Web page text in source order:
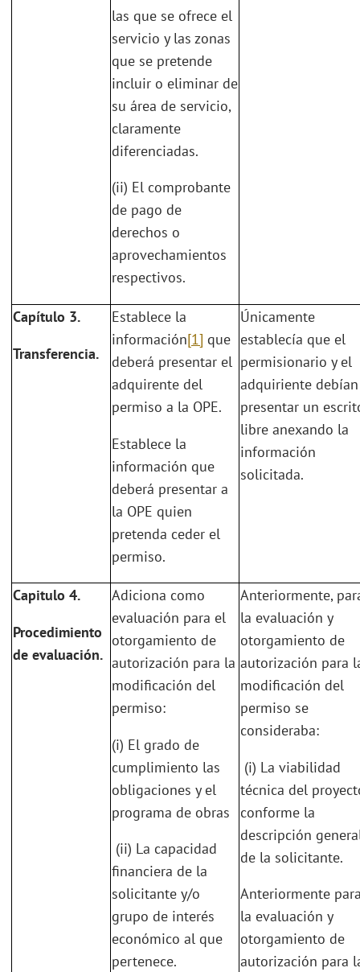
las que se ofrece el
servicio y las zonas
que se pretende
incluir o eliminar de
su área de servicio,
claramente
diferenciadas.
(ii) El comprobante
de pago de
derechos o
aprovechamientos
respectivos.
Capítulo 3.
Transferencia.
Establece la
información[1] que
deberá presentar el
adquirente del
permiso a la OPE.
Establece la
información que
deberá presentar a
la OPE quien
pretenda ceder el
permiso.
Únicamente
establecía que el
permisionario y el
adquiriente debían
presentar un
libre anexando la
información
solicitada.
Capitulo 4.
Procedimiento
de evaluación.
Adiciona como
evaluación para el
otorgamiento de
autorización para la
modificación del
permiso:
(i) El grado de
cumplimiento las
obligaciones y el
programa de obras
(ii) La capacidad
financiera de la
solicitante y/o
grupo de interés
económico al que
pertenece.
Anteriormente,
la evaluación y
otorgamiento de
autorización para
modificación del
permiso se
consideraba:
(i) La viabilidad
técnica del
conforme la
descripción
de la solicitante.
Anteriormente
la evaluación y
otorgamiento de
autorización para